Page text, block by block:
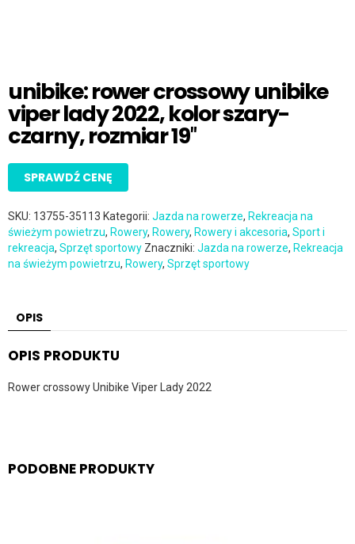
unibike: rower crossowy unibike
viper lady 2022, kolor szary-
czarny, rozmiar 19″
SPRAWDŹ CENĘ
SKU: 13755-35113 Kategorii: Jazda na rowerze, Rekreacja na
świeżym powietrzu, Rowery, Rowery, Rowery i akcesoria, Sport i
rekreacja, Sprzęt sportowy Znaczniki: Jazda na rowerze, Rekreacja
na świeżym powietrzu, Rowery, Sprzęt sportowy
OPIS
OPIS PRODUKTU
Rower crossowy Unibike Viper Lady 2022
PODOBNE PRODUKTY